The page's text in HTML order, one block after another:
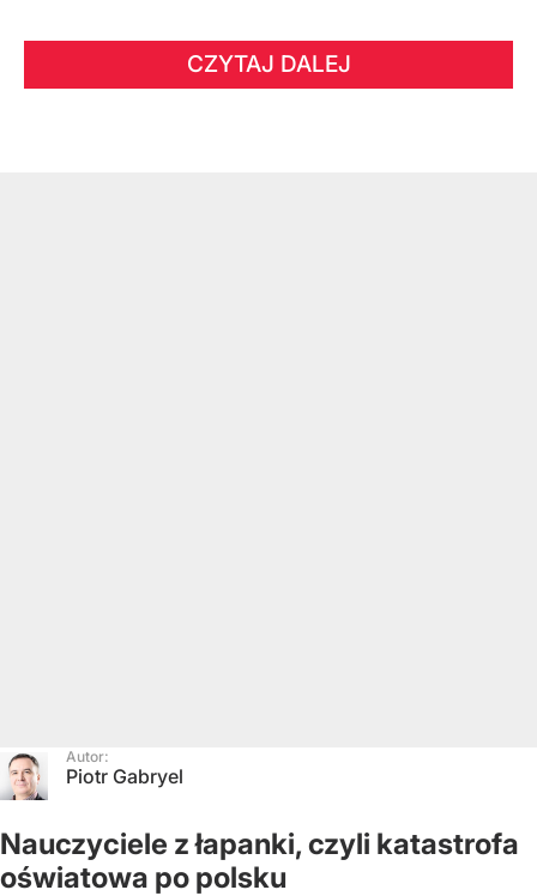
CZYTAJ DALEJ
Autor:
Piotr Gabryel
Nauczyciele z łapanki, czyli katastrofa
oświatowa po polsku